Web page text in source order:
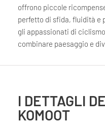
offrono piccole
perfetto di sfida, fluidità e
gli appassionati di
combinare paesaggio e
I DETTAGLI
KOMOOT